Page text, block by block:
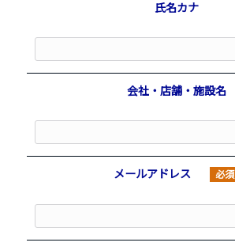
氏名カナ
会社・店舗・施設名
メールアドレス 必須